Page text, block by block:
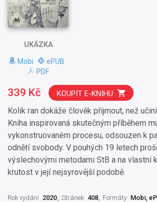
UKÁZKA
Mobi
ePUB
PDF
Kolik ran dokáže člověk přijmout, než
Kniha inspirovaná skutečným příběhem
vykonstruovaném procesu, odsouzen k
odnětí svobody. V pouhých 19 letech
výslechovými metodami StB a na vlastní
krutost v její nejsyrovější podobě.
339 Kč KOUPIT E-KNIHU
Rok vydání 2020 Stránek 408 Formáty Mobi,